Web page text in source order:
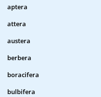
aptera
attera
austera
berbera
boracifera
bulbifera